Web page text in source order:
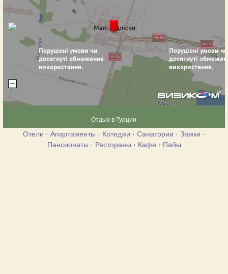
Отдых в Турции
Отели · Апартаменты · Котеджи · Санатории · Замки ·
Пансионаты · Рестораны · Кафе · Пабы